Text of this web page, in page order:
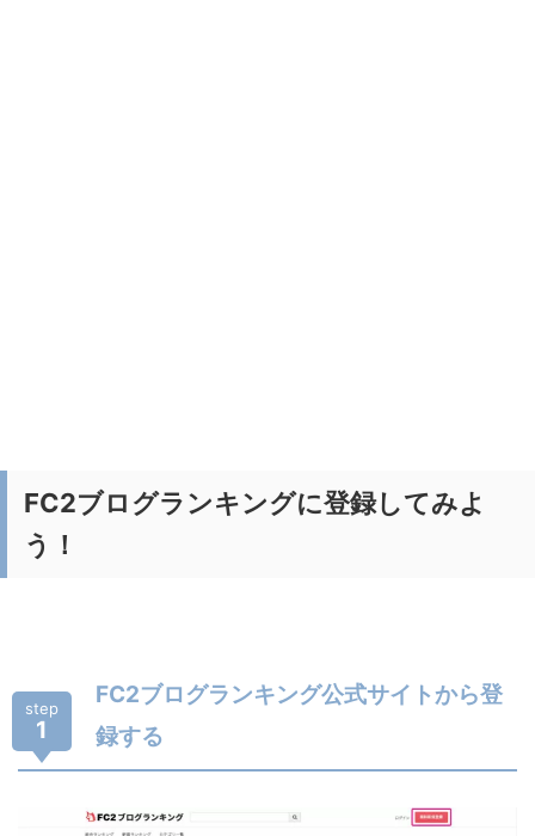
FC2ブログランキングに登録してみよ
う！
step
1
FC2ブログランキング公式サイトから登
録する